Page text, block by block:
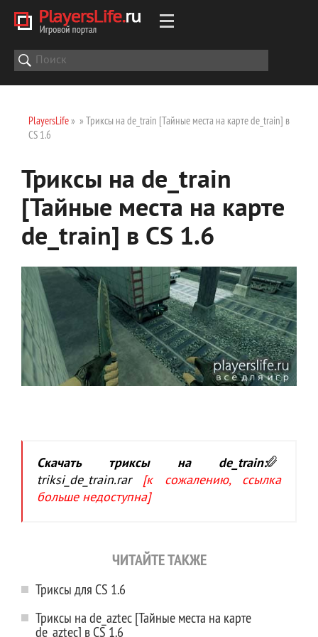
PlayersLife» » Триксы на de_train [Тайные места на карте de_train] в
CS 1.6
Триксы на de_train
[Тайные места на карте
de_train] в CS 1.6
Скачать триксы на de_train:
triksi_de_train.rar [к сожалению, ссылка
больше недоступна]
ЧИТАЙТЕ ТАКЖЕ
Триксы для CS 1.6
Триксы на de_aztec [Тайные места на карте
de_aztec] в CS 1.6